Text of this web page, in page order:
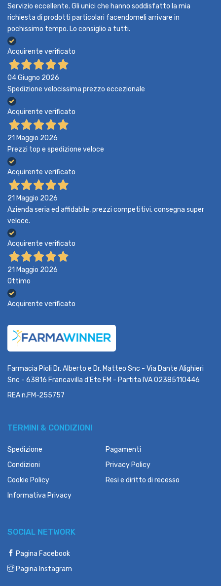
Servizio eccellente. Gli unici che hanno soddisfatto la mia
richiesta di prodotti particolari facendomeli arrivare in
pochissimo tempo. Lo consiglio a tutti.
Acquirente verificato
04 Giugno 2026
Spedizione velocissima prezzo eccezionale
Acquirente verificato
21 Maggio 2026
Prezzi top e spedizione veloce
Acquirente verificato
21 Maggio 2026
Azienda seria ed affidabile, prezzi competitivi, consegna super
veloce.
Acquirente verificato
21 Maggio 2026
Ottimo
Acquirente verificato
Farmacia Pioli Dr. Alberto e Dr. Matteo Snc - Via Dante Alighieri
Snc - 63816 Francavilla d'Ete FM - Partita IVA 02385110446
REA n.FM-255757
TERMINI & CONDIZIONI
Spedizione
Pagamenti
Condizioni
Privacy Policy
Cookie Policy
Resi e diritto di recesso
Informativa Privacy
SOCIAL NETWORK
Pagina Facebook
Pagina Instagram